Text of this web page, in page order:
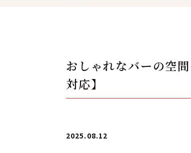
おしゃれなバーの空
対応】
2025.08.12